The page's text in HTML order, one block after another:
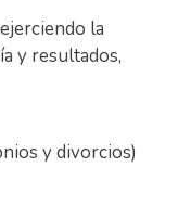
ejerciendo la
y resultados,
y divorcios)